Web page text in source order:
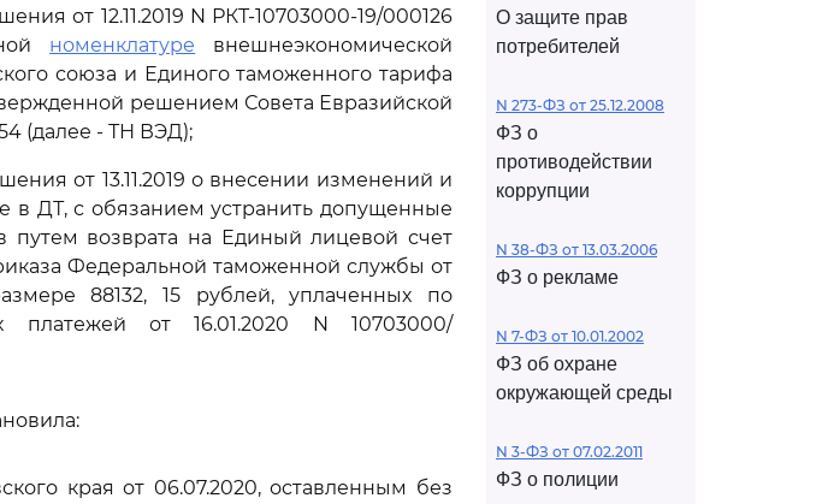
от 12.11.2019 N РКТ-10703000-19/000126
номенклатуре внешнеэкономической
союза и Единого таможенного тарифа
решением Совета Евразийской
(далее - ТН ВЭД);
от 13.11.2019 о внесении изменений и
в ДТ, с обязанием устранить допущенные
возврата на Единый лицевой счет
Федеральной таможенной службы от
88132, 15 рублей, уплаченных по
от 16.01.2020 N 10703000/
края от 06.07.2020, оставленным без
О защите прав
потребителей
N 273-ФЗ от 25.12.2008
ФЗ о
противодействии
коррупции
N 38-ФЗ от 13.03.2006
ФЗ о рекламе
N 7-ФЗ от 10.01.2002
ФЗ об охране
окружающей среды
N 3-ФЗ от 07.02.2011
ФЗ о полиции